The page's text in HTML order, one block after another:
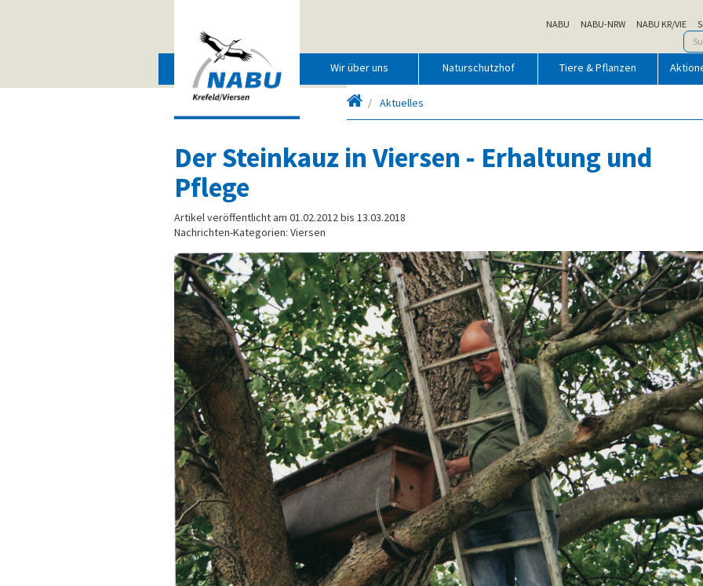
NABU NABU-NRW NABU KR/VIE
Wir über uns Naturschutzhof Tiere & Pflanzen
Startseite
Aktuelles
Der Steinkauz in Viersen - Erhaltung und
Pflege
Artikel veröffentlicht am 01.02.2012 bis 13.03.2018
Nachrichten-Kategorien: Viersen